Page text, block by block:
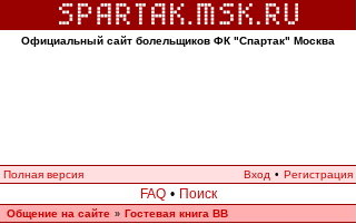
Официальный сайт болельщиков ФК "Спартак" Москва
Полная версия Вход • Регистрация
FAQ • Поиск
Общение на сайте » Гостевая книга ВВ